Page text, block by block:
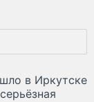
в Иркутске